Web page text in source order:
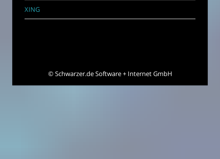
XING
©Schwarzer.de Software + Internet GmbH